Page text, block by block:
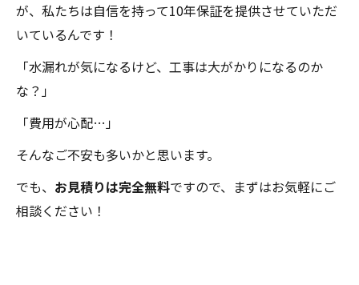
が、私たちは自信を持って10年保証を提供させていただ
いているんです！
「水漏れが気になるけど、工事は大がかりになるのか
な？」
「費用が心配…」
そんなご不安も多いかと思います。
でも、 お見積りは完全無料ですので、まずはお気軽にご
相談ください！